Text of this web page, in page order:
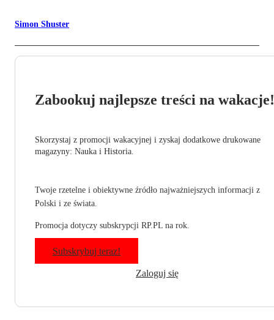
Simon Shuster
Zabookuj najlepsze treści na wakacje!
Skorzystaj z promocji wakacyjnej i zyskaj dodatkowe drukowane
magazyny: Nauka i Historia.
Twoje rzetelne i obiektywne źródło najważniejszych informacji z
Polski i ze świata.
Promocja dotyczy subskrypcji RP.PL na rok.
Subskrybuj teraz!
Zaloguj się